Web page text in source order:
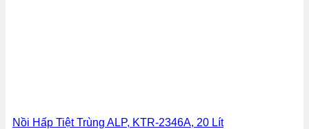
Nồi Hấp Tiệt Trùng ALP, KTR-2346A, 20 Lít